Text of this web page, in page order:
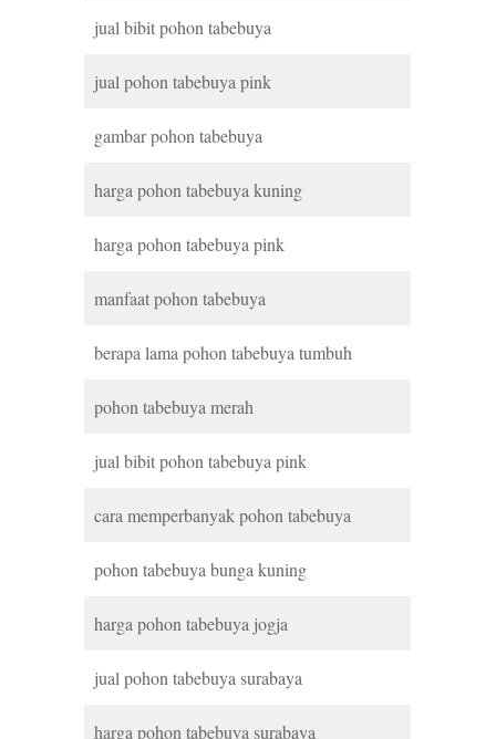
jual bibit pohon tabebuya
jual pohon tabebuya pink
gambar pohon tabebuya
harga pohon tabebuya kuning
harga pohon tabebuya pink
manfaat pohon tabebuya
berapa lama pohon tabebuya tumbuh
pohon tabebuya merah
jual bibit pohon tabebuya pink
cara memperbanyak pohon tabebuya
pohon tabebuya bunga kuning
harga pohon tabebuya jogja
jual pohon tabebuya surabaya
harga pohon tabebuya surabaya